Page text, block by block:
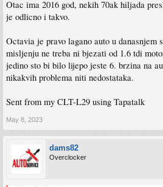
Otac ima 2016 god, nekih 70ak hiljada
je odlicno i takvo.
Octavia je pravo lagano auto u danasnjem
misljenju ne treba ni bjezati od 1.6 tdi
jedino sto bi bilo lijepo jeste 6. brzina na
nikakvih problema niti nedostataka.
Sent from my CLT-L29 using Tapatalk
May 8, 2023
dams82
Overclocker